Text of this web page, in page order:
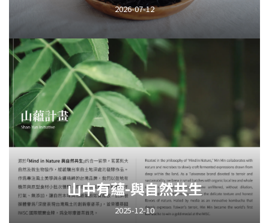
2026-07-12
山中有蘊-與自然共生
2025-12-10